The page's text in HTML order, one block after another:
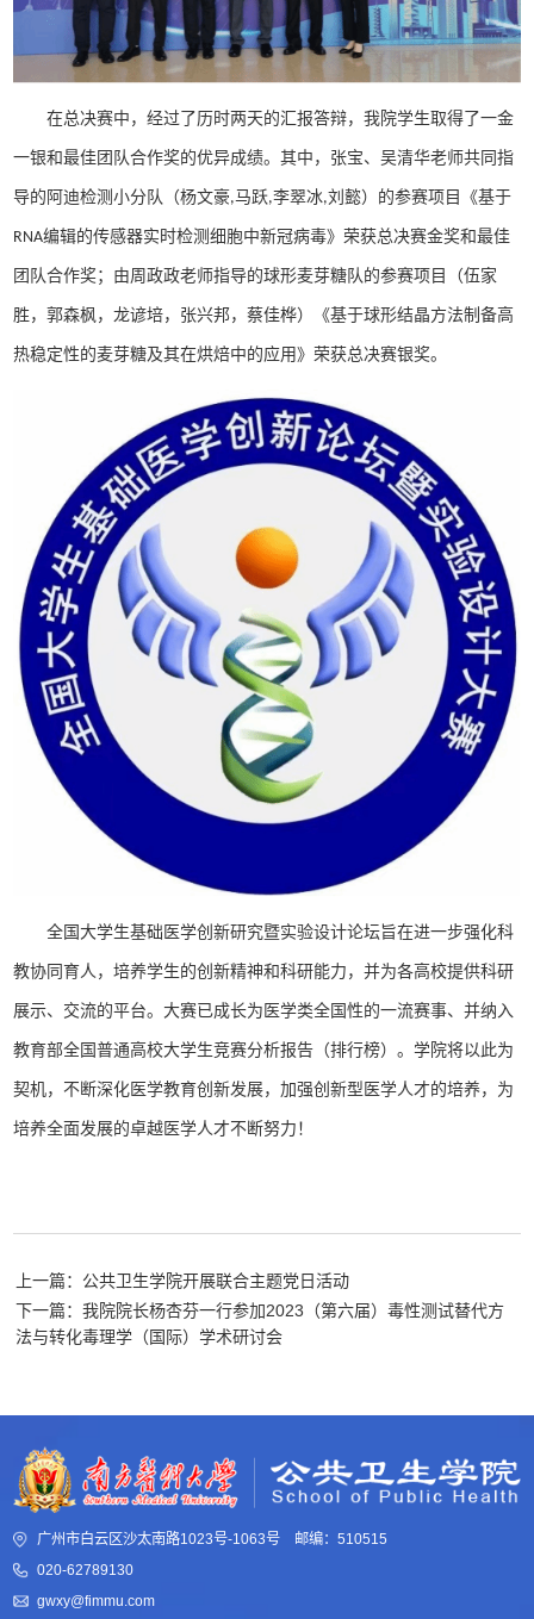
在总决赛中，经过了历时两天的汇报答辩，我院学生取得了一金
一银和最佳团队合作奖的优异成绩。其中，张宝、吴清华老师共同指
导的阿迪检测小分队（杨文豪,马跃,李翠冰,刘懿）的参赛项目《基于
RNA编辑的传感器实时检测细胞中新冠病毒》荣获总决赛金奖和最佳
团队合作奖；由周政政老师指导的球形麦芽糖队的参赛项目（伍家
胜，郭森枫，龙谚培，张兴邦，蔡佳桦）《基于球形结晶方法制备高
热稳定性的麦芽糖及其在烘焙中的应用》荣获总决赛银奖。
全国大学生基础医学创新研究暨实验设计论坛旨在进一步强化科
教协同育人，培养学生的创新精神和科研能力，并为各高校提供科研
展示、交流的平台。大赛已成长为医学类全国性的一流赛事、并纳入
教育部全国普通高校大学生竞赛分析报告（排行榜）。学院将以此为
契机，不断深化医学教育创新发展，加强创新型医学人才的培养，为
培养全面发展的卓越医学人才不断努力！
上一篇：公共卫生学院开展联合主题党日活动
下一篇：我院院长杨杏芬一行参加2023（第六届）毒性测试替代方
法与转化毒理学（国际）学术研讨会
广州市白云区沙太南路1023号-1063号 邮编：510515
020-62789130
gwxy@fimmu.com